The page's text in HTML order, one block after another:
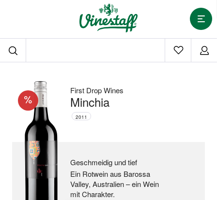
First Drop Wines
Minchia
2011
Geschmeidig und tief
Ein Rotwein aus Barossa
Valley, Australien –ein Wein
mit Charakter.